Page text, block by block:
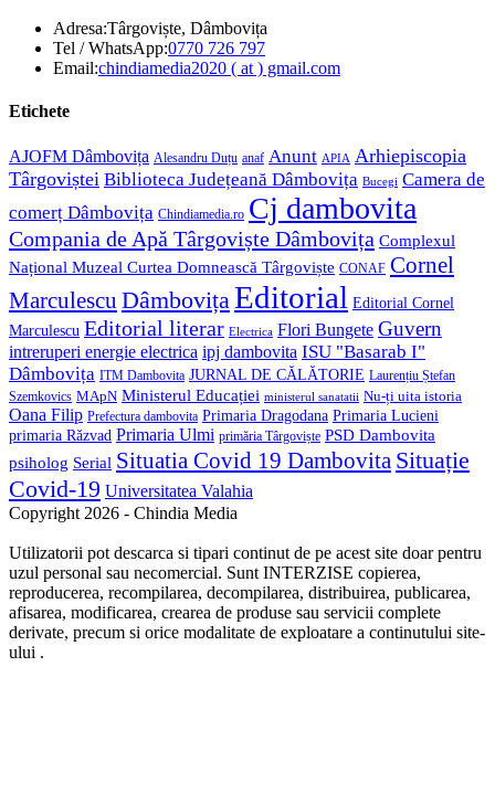
Adresa:Târgoviște, Dâmbovița
Tel / WhatsApp:0770 726 797Opens
in
Email:chindiamedia2020 ( at ) gmail.comOpens
Etichete
AJOFM Dâmbovița Alesandru Duțu anaf Anunt APIA Arhiepiscopia
Târgoviștei Biblioteca Județeană Dâmbovița Bucegi Camera de
comerț Dâmbovița Chindiamedia.ro Cj dambovita
Compania de Apă Târgoviște Dâmbovița Complexul
Național Muzeal Curtea Domnească Târgoviște CONAF Cornel
Marculescu DâmbovițaEditorial Editorial Cornel
Marculescu Editorial literar Electrica Flori Bungete Guvern
intreruperi energie electrica ipj dambovita ISU "Basarab I"
Dâmbovița ITM Dambovita JURNAL DE CĂLĂTORIE Laurențiu Ștefan
Szemkovics MApN Ministerul Educației ministerul sanatatii Nu-ți uita istoria
Oana Filip Prefectura dambovita Primaria Dragodana Primaria Lucieni
primaria Răzvad Primaria Ulmi primăria Târgoviște PSD Dambovita
psiholog Serial Situatia Covid 19 Dambovita Situație
Covid-19 Universitatea Valahia
Copyright 2026 - Chindia Media
Utilizatorii pot descarca si tipari continut de pe acest site doar pentru
uzul personal sau necomercial. Sunt INTERZISE copierea,
reproducerea, recompilarea, decompilarea, distribuirea, publicarea,
afisarea, modificarea, crearea de produse sau servicii complete
derivate, precum si orice modalitate de exploatare a continutului site-
ului .